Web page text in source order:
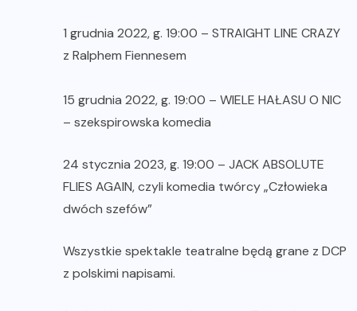
1 grudnia 2022, g. 19:00 – STRAIGHT LINE CRAZY
z Ralphem Fiennesem
15 grudnia 2022, g. 19:00 – WIELE HAŁASU O NIC
– szekspirowska komedia
24 stycznia 2023, g. 19:00 – JACK ABSOLUTE
FLIES AGAIN, czyli komedia twórcy „Człowieka
dwóch szefów”
Wszystkie spektakle teatralne będą grane z DCP
z polskimi napisami.